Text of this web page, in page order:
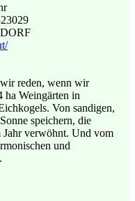
reden, wenn wir
ha Weingärten in
Von sandigen,
speichern, die
Jahr verwöhnt. Und vom
und